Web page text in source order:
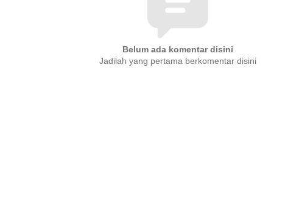
Belum ada komentar disini
Jadilah yang pertama berkomentar disini